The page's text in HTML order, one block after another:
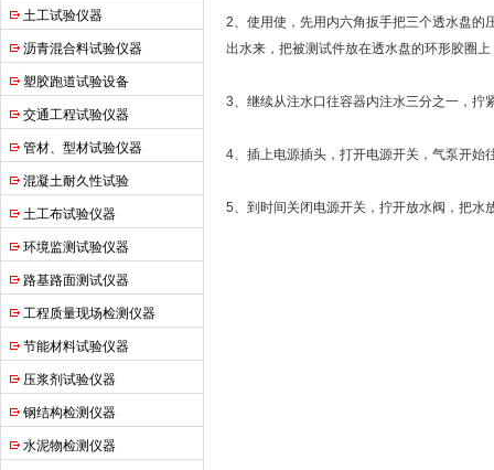
土工试验仪器
沥青混合料试验仪器
塑胶跑道试验设备
交通工程试验仪器
管材、型材试验仪器
混凝土耐久性试验
土工布试验仪器
环境监测试验仪器
路基路面测试仪器
工程质量现场检测仪器
节能材料试验仪器
压浆剂试验仪器
钢结构检测仪器
水泥物检测仪器
2、使用使，先用内六角扳手把三个透水盘的
出水来，把被测试件放在透水盘的环形胶圈
3、继续从注水口往容器内注水三分之一，拧
4、插上电源插头，打开电源开关，气泵开始
5、到时间关闭电源开关，拧开放水阀，把水